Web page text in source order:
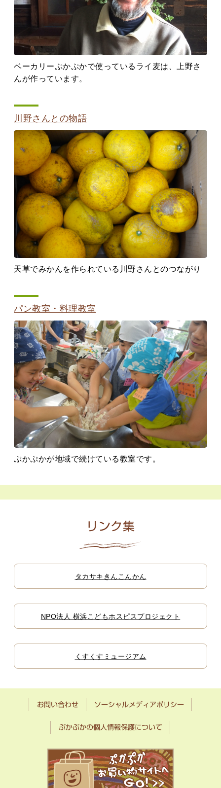
ベーカリーぷかぷかで使っているライ麦は、上野さ
んが作っています。
川野さんとの物語
天草でみかんを作られている川野さんとのつながり
パン教室・料理教室
ぷかぷかが地域で続けている教室です。
リンク集
タカサキきんこんかん
NPO法人 横浜こどもホスピスプロジェクト
くすくすミュージアム
お問い合わせ ソーシャルメディアポリシー
ぷかぷかの個人情報保護について